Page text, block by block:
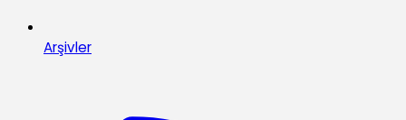
Arşivler